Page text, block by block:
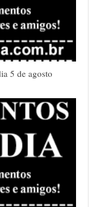
5 de agosto